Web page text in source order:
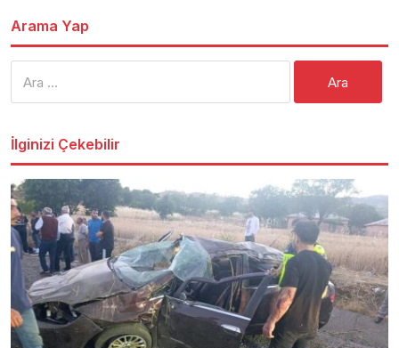
Arama Yap
İlginizi Çekebilir